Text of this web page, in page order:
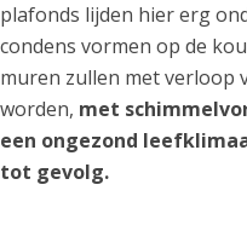
plafonds lijden hier erg
condens vormen op de
muren zullen met verloop
worden, met
een ongezond
tot gevolg.